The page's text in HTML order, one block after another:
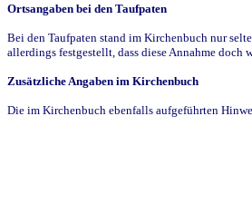
Ortsangaben bei den Taufpaten
Bei den Taufpaten stand im Kirchenbuch nur
allerdings festgestellt, dass diese Annahme doch
Zusätzliche Angaben im Kirchenbuch
Die im Kirchenbuch ebenfalls aufgeführten